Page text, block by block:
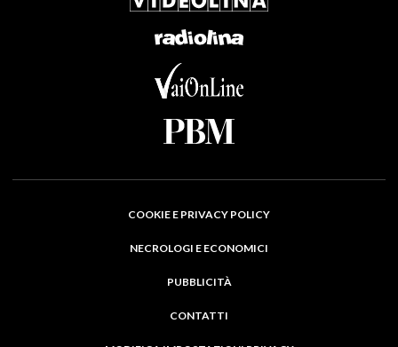
COOKIE E PRIVACY POLICY
NECROLOGI E ECONOMICI
PUBBLICITÀ
CONTATTI